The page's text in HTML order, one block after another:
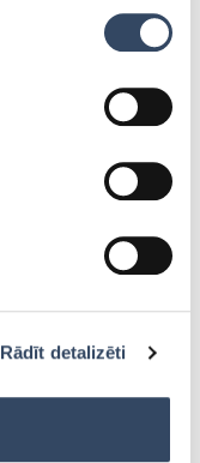
Rādīt detalizēti